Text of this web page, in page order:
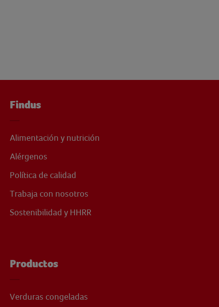
Findus
Alimentación y nutrición
Alérgenos
Política de calidad
Trabaja con nosotros
Sostenibilidad y HHRR
Productos
Verduras congeladas